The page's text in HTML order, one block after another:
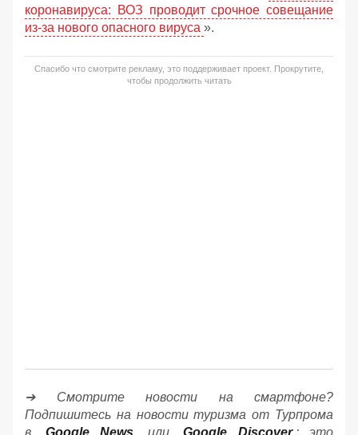
коронавируса: ВОЗ проводит срочное совещание
из-за нового опасного вируса ».
Спасибо что смотрите рекламу, это поддерживает проект. Прокрутите,
чтобы продолжить читать
➔ Смотрите новости на смартфоне?
Подпишитесь на новости туризма от Турпрома
в
Google News или Google Discover : это